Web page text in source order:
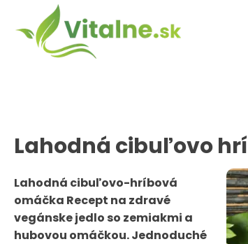
Lahodná cibuľovo
Lahodná cibuľovo-hríbová
omáčka Recept na zdravé
vegánske jedlo so zemiakmi a
hubovou omáčkou. Jednoduché